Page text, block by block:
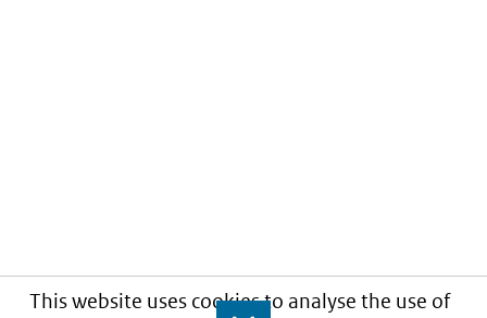
This website uses cookies to analyse the use of